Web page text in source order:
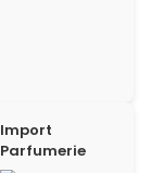
Import
Parfumerie